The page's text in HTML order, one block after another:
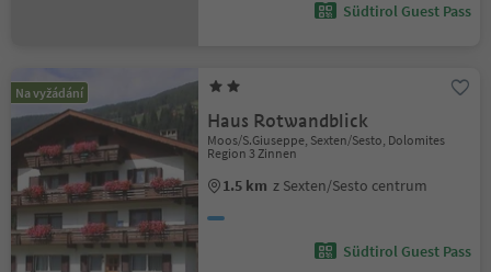
Südtirol Guest Pass
Na vyžádání
Haus Rotwandblick
Moos/S.Giuseppe, Sexten/Sesto, Dolomites
Region 3 Zinnen
1.5 km z Sexten/Sesto centrum
Südtirol Guest Pass